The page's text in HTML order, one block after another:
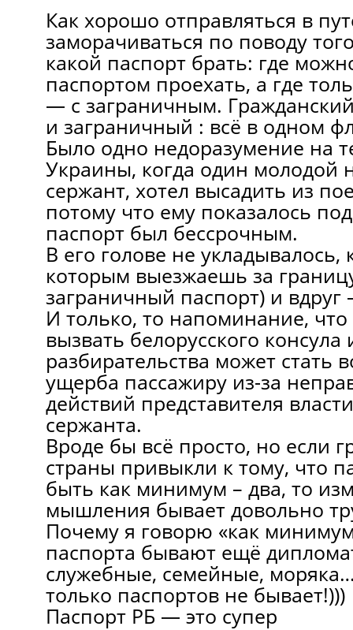
Как хорошо отправляться в
заморачиваться по поводу
какой паспорт брать: где
паспортом проехать, а где
— с заграничным.
и заграничный : всё в одном
Было одно недоразумение на
Украины, когда один молодой
сержант, хотел высадить из
потому что ему показалось
паспорт был бессрочным.
В его голове не укладывалось,
которым выезжаешь за
заграничный паспорт) и вдруг
И только, то напоминание, что
вызвать белорусского консула
разбирательства может стать
ущерба пассажиру из-за
действий представителя
сержанта.
Вроде бы всё просто, но если
страны привыкли к тому, что
быть как минимум – два, то
мышления бывает довольно
Почему я говорю «как
паспорта бывают ещё
служебные, семейные,
только паспортов не бывает!)))
Паспорт РБ — это супер